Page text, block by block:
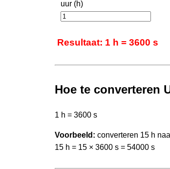
uur (h)
Resultaat: 1 h = 3600 s
Hoe te converteren
1 h = 3600 s
Voorbeeld: converteren 15 h
15 h = 15 × 3600 s = 54000 s